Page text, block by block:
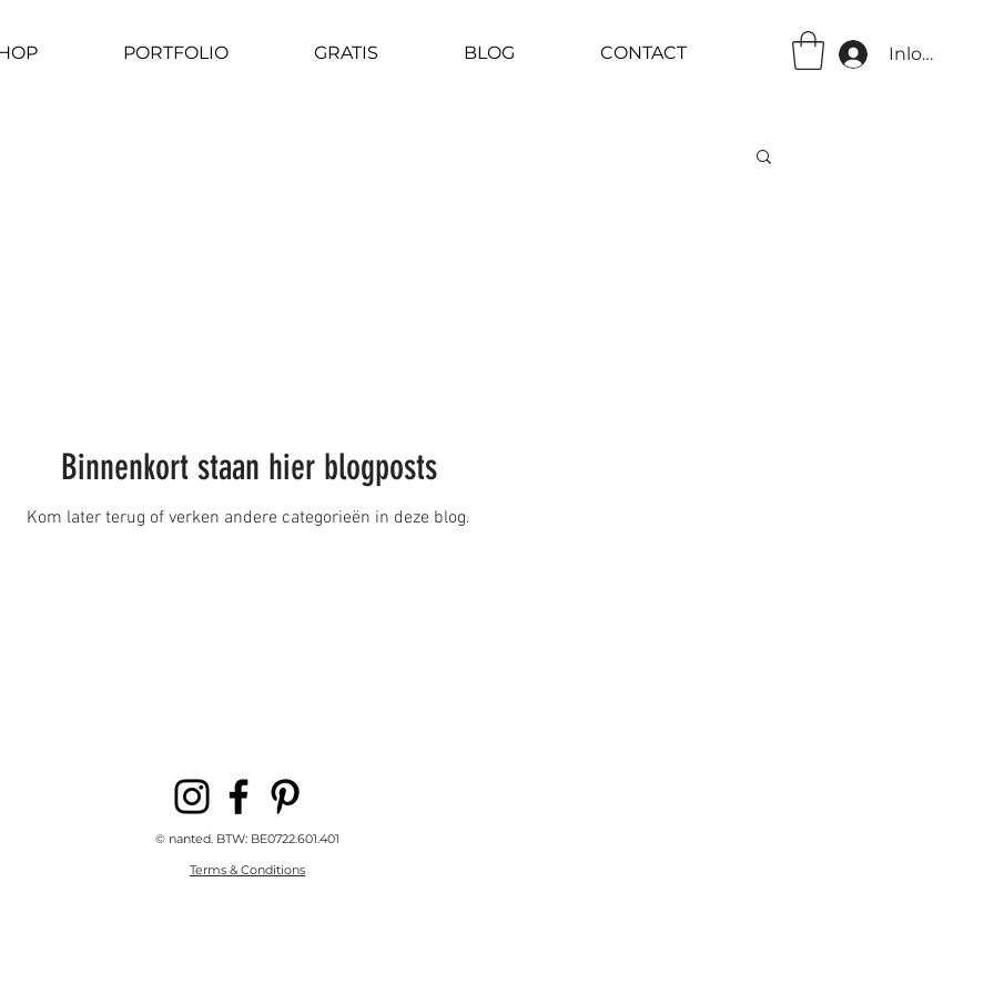
PORTFOLIO GRATIS BLOG CONTACT Inloggen
Binnenkort staan hier blogposts
Kom later terug of verken andere categorieën in deze blog.
© nanted. BTW: BE0722.601.401
Terms & Conditions